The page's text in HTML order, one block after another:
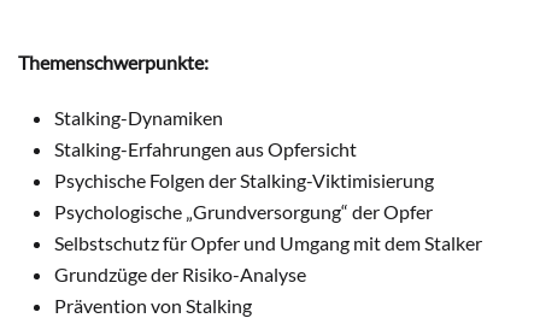
Themenschwerpunkte:
Stalking-Dynamiken
Stalking-Erfahrungen aus Opfersicht
Psychische Folgen der Stalking-Viktimisierung
Psychologische „Grundversorgung“ der Opfer
Selbstschutz für Opfer und Umgang mit dem Stalker
Grundzüge der Risiko-Analyse
Prävention von Stalking